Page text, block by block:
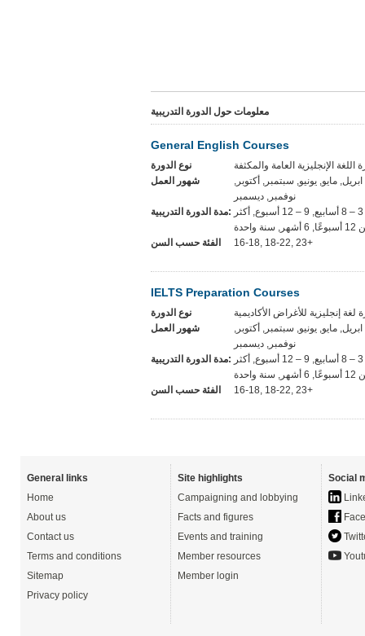
معلومات حول الدورة التدريبية
General English Courses
نوع الدورة
شهور العمل
مايو, يونيو, سبتمبر, أكتوبر,
نوفمبر, ديسمبر
مدة الدورة التدريبية: المرونة, 1-2 أسابيع, 3 – 8 أسابيع, 9 – 12 أسبوع, أكثر
سنة واحدة
الفئة حسب السن
16-18, 18-22, 23+
IELTS Preparation Courses
نوع الدورة
شهور العمل
مايو, يونيو, سبتمبر, أكتوبر,
نوفمبر, ديسمبر
مدة الدورة التدريبية: المرونة, 1-2 أسابيع, 3 – 8 أسابيع, 9 – 12 أسبوع, أكثر
سنة واحدة
الفئة حسب السن
16-18, 18-22, 23+
General links
Home
About us
Contact us
Terms and conditions
Sitemap
Privacy policy
Site highlights
Campaigning and lobbying
Facts and figures
Events and training
Member resources
Member login
Social